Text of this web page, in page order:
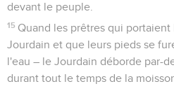
devant le peuple.
15 Quand les prêtres qui
Jourdain et que leurs pieds se
l'eau – le Jourdain déborde par-
durant tout le temps de la